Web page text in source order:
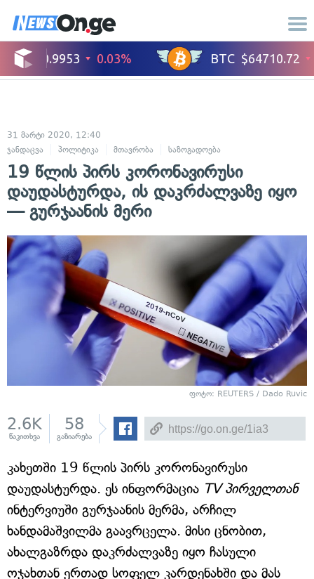
31 მარტი 2020, 12:40
ჯანდაცვა
პოლიტიკა მთავრობა საზოგადოება
19 წლის პირს კორონავირუსი
დაუდასტურდა, ის დაკრძალვაზე იყო
— გურჯაანის მერი
ფოტო: REUTERS / Dado Ruvic
2.6K
წაკითხვა
58
გაზიარება
კახეთში 19 წლის პირს კორონავირუსი
დაუდასტურდა. ეს ინფორმაცია TV პირველთან
ინტერვიუში გურჯაანის მერმა, არჩილ
ხანდამაშვილმა გაავრცელა. მისი ცნობით,
ახალგაზრდა დაკრძალვაზე იყო ჩასული
ოჯახთან ერთად სოფელ კარდენახში და მას